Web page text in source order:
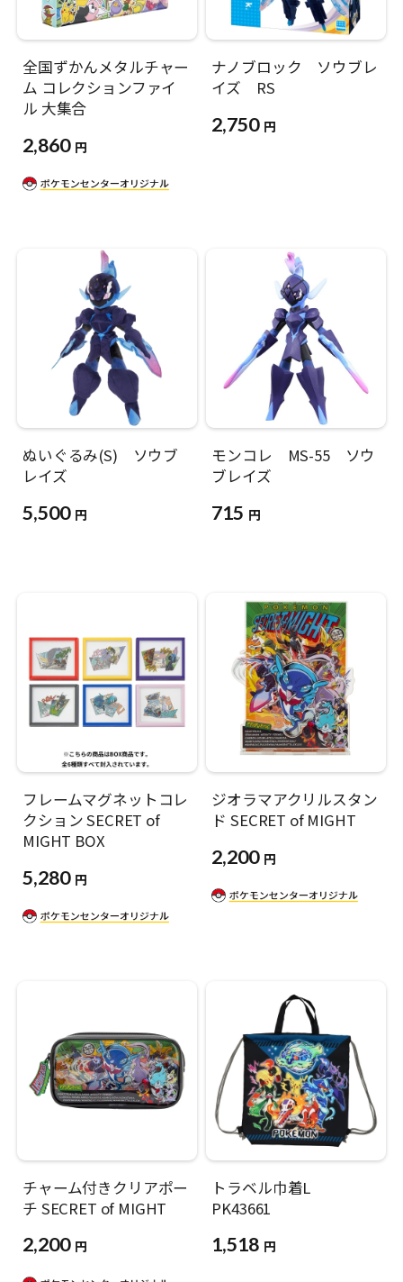
全国ずかんメタルチャー
ム コレクションファイ
ル 大集合
2,860 円
ナノブロック ソウブレ
イズ RS
2,750 円
ぬいぐるみ(S) ソウブ
レイズ
5,500 円
モンコレ MS-55 ソウ
ブレイズ
715 円
フレームマグネットコレ
クション SECRET of
MIGHT BOX
5,280 円
ジオラマアクリルスタン
ド SECRET of MIGHT
2,200 円
チャーム付きクリアポー
チ SECRET of MIGHT
2,200 円
トラベル巾着L
PK43661
1,518 円